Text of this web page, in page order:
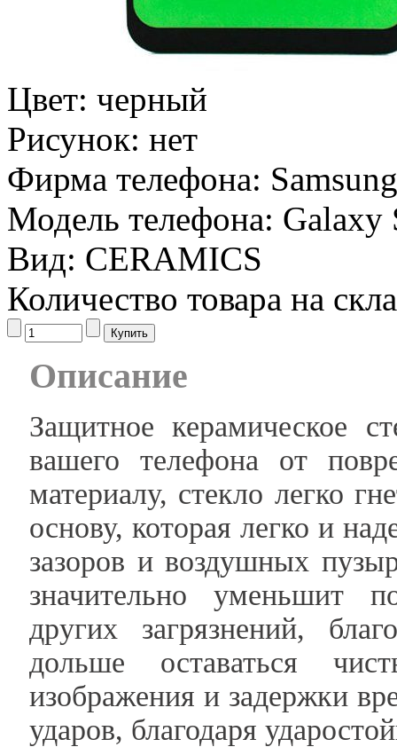
Цвет: черный
Рисунок: нет
Фирма телефона: Samsung
Модель телефона: Galaxy
Вид: CERAMICS
Количество товара на
Описание
Защитное керамическое
вашего телефона от
материалу, стекло легко
основу, которая легко и
зазоров и воздушных
значительно уменьшит
других загрязнений,
дольше оставаться
изображения и задержки
ударов, благодаря